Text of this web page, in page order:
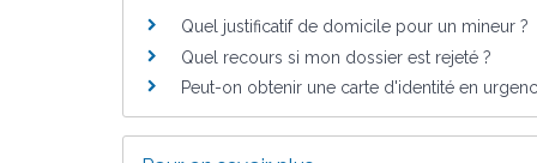
Quel justificatif de domicile pour un mineur ?
Quel recours si mon dossier est rejeté ?
Peut-on obtenir une carte d'identité en